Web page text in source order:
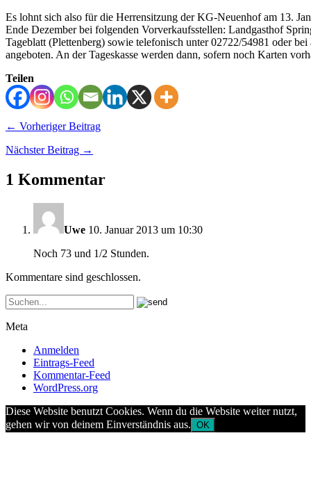
Es lohnt sich also für die Herrensitzung der KG-Neuenhof am 13.
Ende Dezember bei folgenden Vorverkaufsstellen: Landgasthof
Tageblatt (Plettenberg) sowie telefonisch unter 02722/54981 oder
angeboten. An der Tageskasse werden dann, sofern noch Karten
Teilen
← Vorheriger Beitrag
Nächster Beitrag →
1 Kommentar
Uwe 10. Januar 2013 um 10:30
Noch 73 und 1/2 Stunden.
Kommentare sind geschlossen.
Meta
Anmelden
Eintrags-Feed
Kommentar-Feed
WordPress.org
Diese Website benutzt Cookies. Wenn du die Website weiter nutzt,
gehen wir von deinem Einverständnis aus. OK